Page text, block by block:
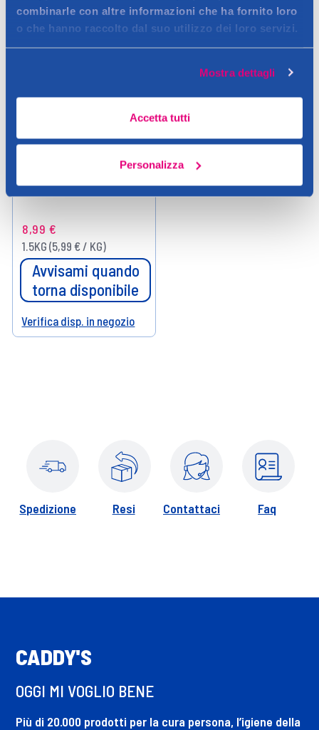
combinarle con altre informazioni che ha fornito loro
o che hanno raccolto dal suo utilizzo dei loro servizi.
Mostra dettagli
Accetta tutti
Personalizza
SUPER PREZZO
RISPARMIO GARANTITO
8,99 €
1.5KG (5,99 € / KG)
Avvisami quando
torna disponibile
Help
Verifica disp. in negozio
Spedizione Resi Contattaci Faq
CADDY'S
OGGI MI VOGLIO BENE
Più di 20.000 prodotti per la cura persona, l’igiene della